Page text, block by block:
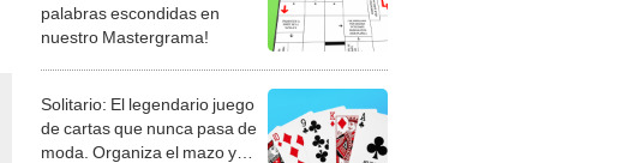
palabras escondidas en
nuestro Mastergrama!
Solitario: El legendario juego
de cartas que nunca pasa de
moda. Organiza el mazo y